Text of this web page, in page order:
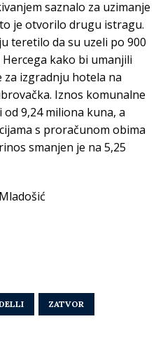
saznalo za uzimanje
je otvorilo drugu istragu.
teretilo da su uzeli po 900
kako bi umanjili
izgradnju hotela na
Iznos komunalne
9,24 miliona kuna, a
s proračunom obima
smanjen je na 5,25
ZATVOR